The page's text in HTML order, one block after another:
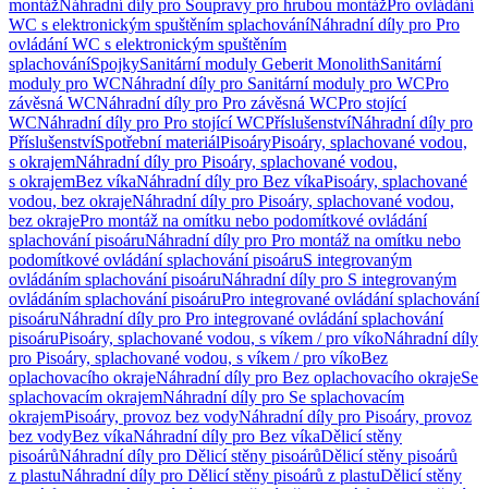
montážNáhradní díly pro Soupravy pro hrubou montážPro ovládání
WC s elektronickým spuštěním splachováníNáhradní díly pro Pro
ovládání WC s elektronickým spuštěním
splachováníSpojkySanitární moduly Geberit MonolithSanitární
moduly pro WCNáhradní díly pro Sanitární moduly pro WCPro
závěsná WCNáhradní díly pro Pro závěsná WCPro stojící
WCNáhradní díly pro Pro stojící WCPříslušenstvíNáhradní díly pro
PříslušenstvíSpotřební materiálPisoáryPisoáry, splachované vodou,
s okrajemNáhradní díly pro Pisoáry, splachované vodou,
s okrajemBez víkaNáhradní díly pro Bez víkaPisoáry, splachované
vodou, bez okrajeNáhradní díly pro Pisoáry, splachované vodou,
bez okrajePro montáž na omítku nebo podomítkové ovládání
splachování pisoáruNáhradní díly pro Pro montáž na omítku nebo
podomítkové ovládání splachování pisoáruS integrovaným
ovládáním splachování pisoáruNáhradní díly pro S integrovaným
ovládáním splachování pisoáruPro integrované ovládání splachování
pisoáruNáhradní díly pro Pro integrované ovládání splachování
pisoáruPisoáry, splachované vodou, s víkem / pro víkoNáhradní díly
pro Pisoáry, splachované vodou, s víkem / pro víkoBez
oplachovacího okrajeNáhradní díly pro Bez oplachovacího okrajeSe
splachovacím okrajemNáhradní díly pro Se splachovacím
okrajemPisoáry, provoz bez vodyNáhradní díly pro Pisoáry, provoz
bez vodyBez víkaNáhradní díly pro Bez víkaDělicí stěny
pisoárůNáhradní díly pro Dělicí stěny pisoárůDělicí stěny pisoárů
z plastuNáhradní díly pro Dělicí stěny pisoárů z plastuDělicí stěny